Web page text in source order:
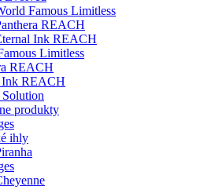
Famous Limitless
REACH
Ink REACH
Limitless
REACH
Ink REACH
produkty
ihly